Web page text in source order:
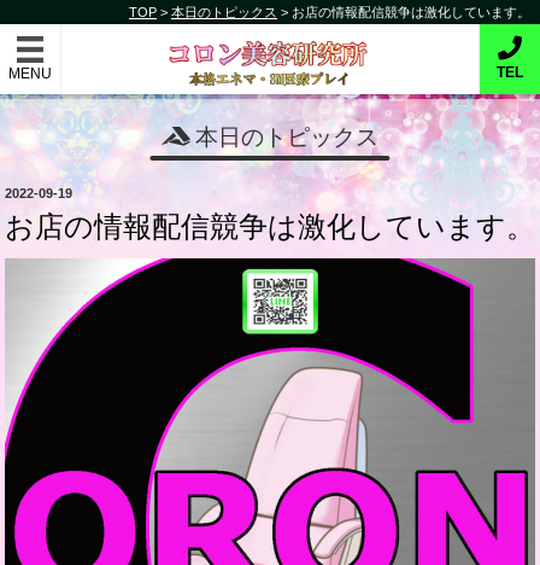
テ
ン
ツ
ス
キ
ッ
TOP > 本日のトピックス > お店の情報配信競争は激化しています。
コロン美容研究所
本格的エネマ・SM医療プレイ TEL
本日のトピックス
投
稿
日:
2022-09-19
お店の情報配信競争は激化しています。